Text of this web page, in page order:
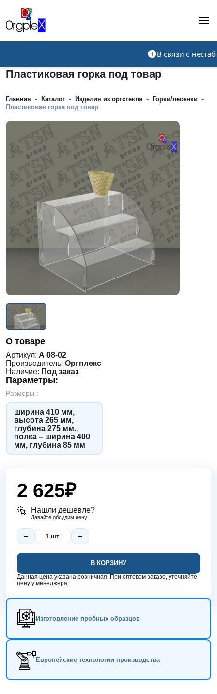
В связи с
Пластиковая горка под товар
Главная - Каталог - Изделия из оргстекла - Горки/лесенки -
Пластиковая горка под товар
О товаре
Артикул: А 08-02
Производитель: Оргплекс
Наличие: Под заказ
Параметры:
Размеры :
ширина 410 мм,
высота 265 мм,
глубина 275 мм.,
полка – ширина 400
мм, глубина 85 мм
2 625₽
Нашли дешевле?
Давайте обсудим цену
В КОРЗИНУ
Данная цена указана розничная. При оптовом заказе, уточняйте
цену у менеджера.
Изготовление пробных образцов
Европейские технологии производства